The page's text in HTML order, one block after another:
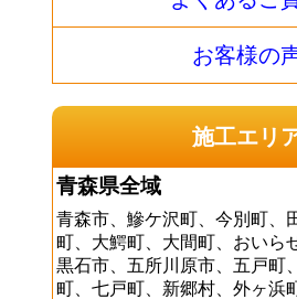
お客様の
施工エリ
青森県全域
青森市、鰺ケ沢町、今別町、
町、大鰐町、大間町、おいら
黒石市、五所川原市、五戸町
町、七戸町、新郷村、外ヶ浜